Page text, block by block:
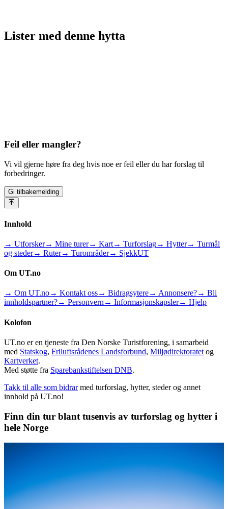
Lister med denne hytta
Feil eller mangler?
Vi vil gjerne høre fra deg hvis noe er feil eller du har forslag til
forbedringer.
Gi tilbakemelding
Innhold
→ Utforsker→ Mine turer→ Kart→ Turforslag→ Hytter→ Turmål
og steder→ Ruter→ Turområder→ SjekkUT
Om UT.no
→ Om UT.no→ Kontakt oss→ Bidragsytere→ Annonsere?→ Bli
innholdspartner?→ Personvern → Informasjonskapsler→ Hjelp
Kolofon
UT.no er en tjeneste fra Den Norske Turistforening, i samarbeid
med Statskog, Friluftsrådenes Landsforbund, Miljødirektoratet og
Kartverket.
Med støtte fra Sparebankstiftelsen DNB.
Takk til alle som bidrar med turforslag, hytter, steder og annet
innhold på UT.no!
Finn din tur blant tusenvis av turforslag og hytter i
hele Norge